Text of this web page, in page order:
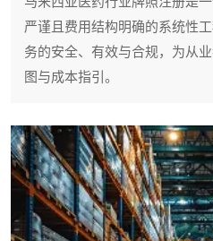
严谨且费用结构明确的系统性
务的安全、有效与合规，为从
图与成本指引。